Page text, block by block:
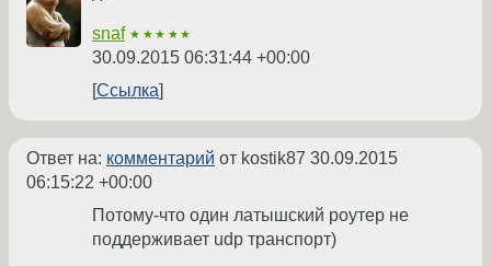
snaf ★★★★★
30.09.2015 06:31:44 +00:00
Ссылка
Ответ на: комментарий от kostik87 30.09.2015
06:15:22 +00:00
Потому-что один латышский роутер не
поддерживает udp транспорт)